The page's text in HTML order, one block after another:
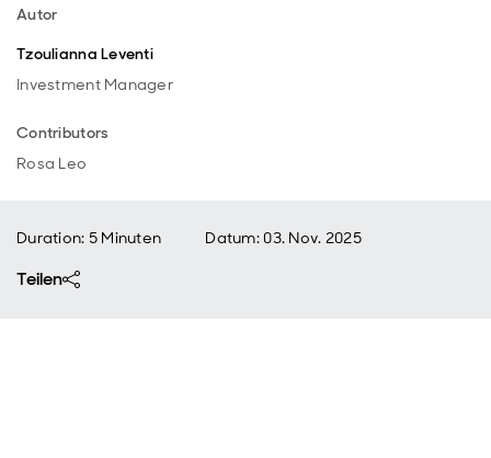
Autor
Tzoulianna Leventi
Investment Manager
Contributors
Rosa Leo
Duration: 5 Minuten Datum:03. Nov. 2025
Teilen